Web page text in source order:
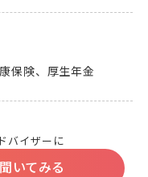
保険、厚生年金
バイザーに
いてみる